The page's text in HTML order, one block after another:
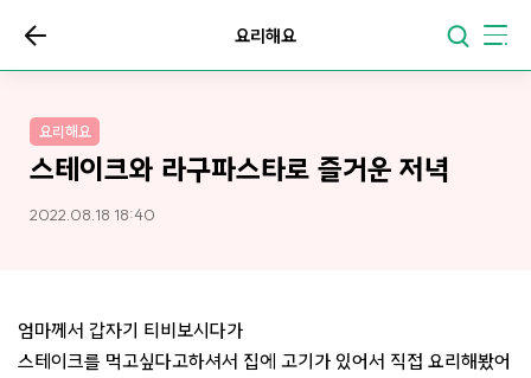
요리해요
요리해요
스테이크와 라구파스타로 즐거운 저녁
2022.08.18 18:40
엄마께서 갑자기 티비보시다가
스테이크를 먹고싶다고하셔서 집에 고기가 있어서 직접 요리해봤어